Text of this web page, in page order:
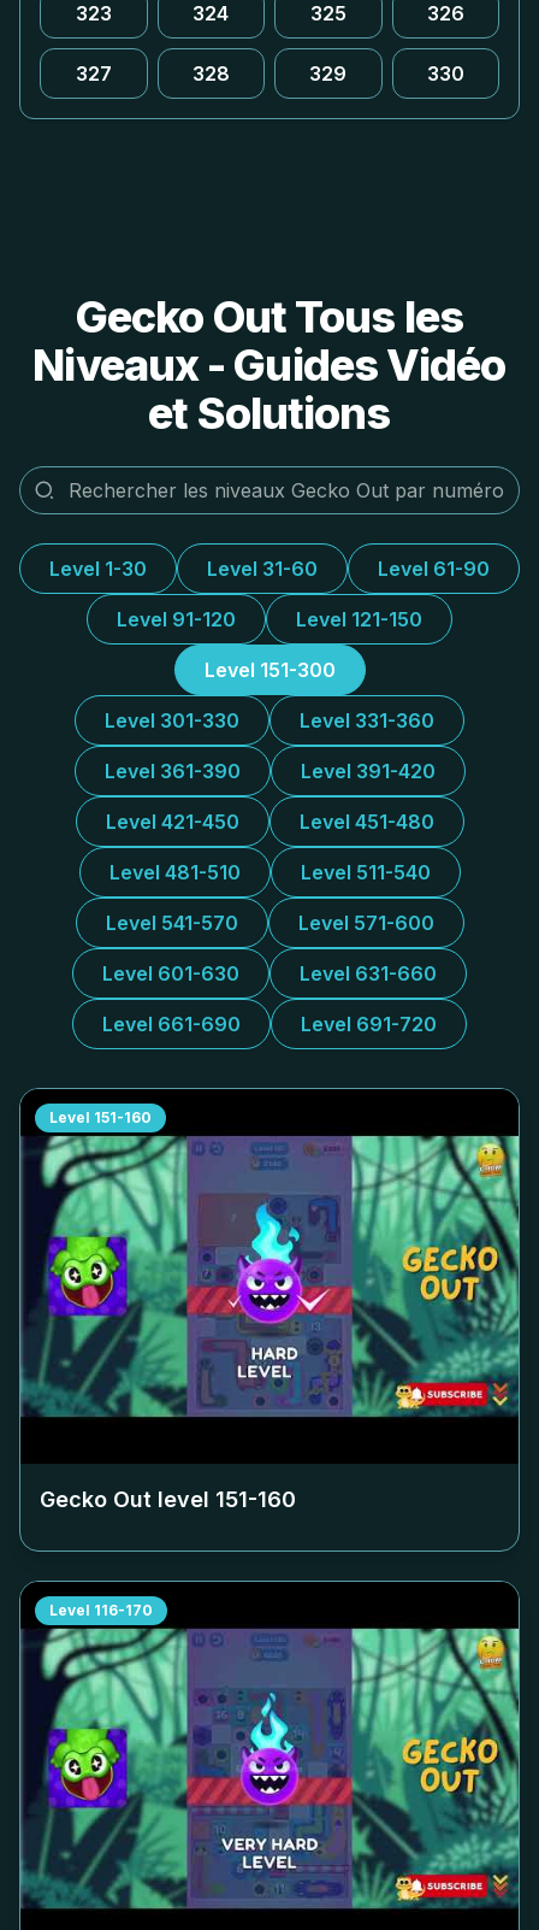
323 324 325 326
327 328 329 330
Gecko Out Tous les
Niveaux - Guides Vidéo
et Solutions
Level 1-30 Level 31-60 Level 61-90
Level 91-120 Level 121-150
Level 151-300
Level 301-330 Level 331-360
Level 361-390 Level 391-420
Level 421-450 Level 451-480
Level 481-510 Level 511-540
Level 541-570 Level 571-600
Level 601-630 Level 631-660
Level 661-690 Level 691-720
Level 151-160
Gecko Out level 151-160
Level 116-170